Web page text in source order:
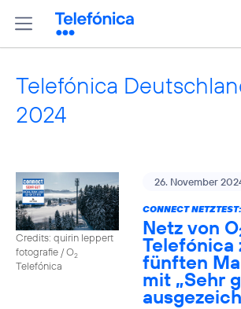
Telefónica
2024
Credits: quirin leppert
fotografie / O2
Telefónica
26. November
CONNECT NETZTEST:
Netz von O
Telefónica
fünften
mit „Sehr